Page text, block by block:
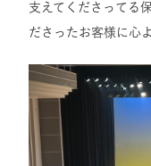
支えてくださってる
ださったお客様に心